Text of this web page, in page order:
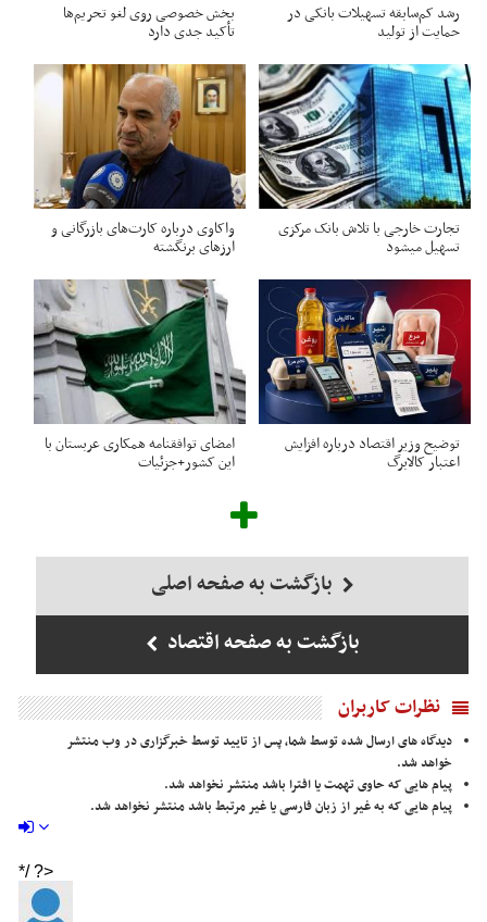
رشد کم‌سابقه تسهیلات بانکی در
حمایت از تولید
بخش خصوصی روی لغو تحریم‌ها
تأکید جدی دارد
تجارت خارجی با تلاش بانک مرکزی
تسهیل میشود
واکاوی درباره کارت‌های بازرگانی و
ارزهای برنگشته
توضیح وزیر اقتصاد درباره افزایش
اعتبار کالابرگ
امضای توافقنامه همکاری عربستان با
این کشور+جزئیات
بازگشت به صفحه اصلی
بازگشت به صفحه اقتصاد
نظرات کاربران
دیدگاه های ارسال شده توسط شما، پس از تایید توسط خبرگزاری در وب منتشر
خواهد شد.
پیام هایی که حاوی تهمت یا افترا باشد منتشر نخواهد شد.
پیام هایی که به غیر از زبان فارسی یا غیر مرتبط باشد منتشر نخواهد شد.